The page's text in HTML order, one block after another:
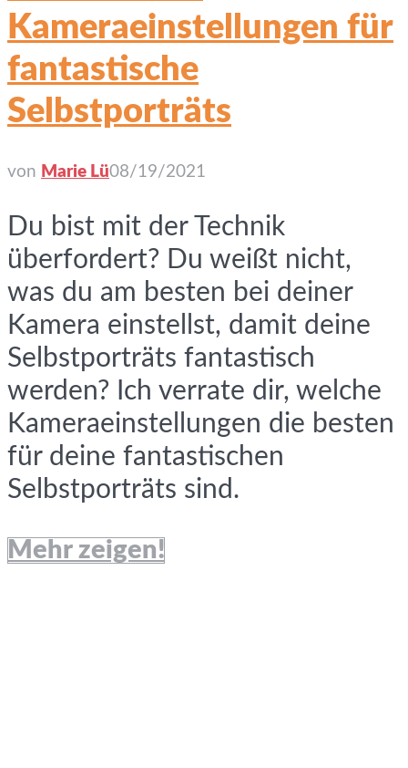
Kameraeinstellungen für
fantastische
Selbstporträts
von Marie Lü08/19/2021
Du bist mit der Technik
überfordert? Du weißt nicht,
was du am besten bei deiner
Kamera einstellst, damit deine
Selbstporträts fantastisch
werden? Ich verrate dir, welche
Kameraeinstellungen die besten
für deine fantastischen
Selbstporträts sind.
Mehr zeigen!